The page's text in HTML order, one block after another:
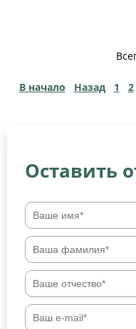
В начало Назад 1 2
Оставить